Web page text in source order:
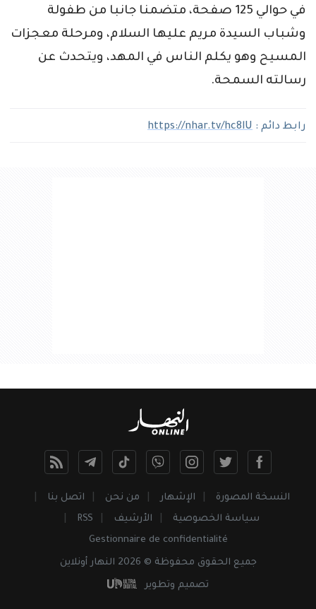
في حوالي 125 صفحة، متضمنا جانبا من طفولة
وشباب السيدة مريم عليها السلام، ومرحلة معجزات
المسيح وهو يكلم الناس في المهد، ويتحدث عن
رسالته السمحة.
رابط دائم : https://nhar.tv/hc8lU
النسخة المصورة الإشهار من نحن
اتصل بنا
سياسة الخصوصية
الأرشيف
RSS
Gestionnaire de confidentialité
جميع الحقوق محفوظة © 2026 النهار أونلاين
تصميم وتطوير